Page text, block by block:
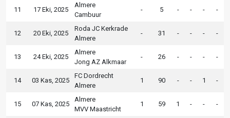
11 17 Eki, 2025
Almere
Cambuur
- 5 - - - -
12 20 Eki, 2025
Roda JC Kerkrade
Almere
- 31 - - - -
13 24 Eki, 2025
Almere
Jong AZ Alkmaar
- 26 - - - -
14 03 Kas, 2025
FC Dordrecht
Almere
1 90 - - 1 -
15 07 Kas, 2025
Almere
MVV Maastricht
1 59 1 - - -